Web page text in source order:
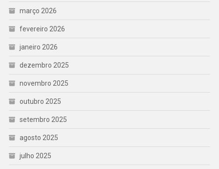
março 2026
fevereiro 2026
janeiro 2026
dezembro 2025
novembro 2025
outubro 2025
setembro 2025
agosto 2025
julho 2025